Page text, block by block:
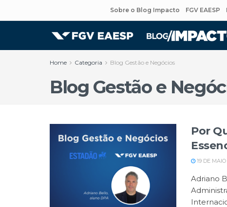
Sobre o Blog Impacto FGV EAESP
Home Categoria Blog Gestão e Negócios
Blog Gestão e
Por
19 DE MAIO
Adriano